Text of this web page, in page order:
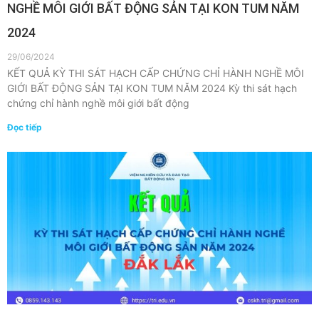
NGHỀ MÔI GIỚI BẤT ĐỘNG SẢN TẠI KON TUM NĂM
2024
29/06/2024
KẾT QUẢ KỲ THI SÁT HẠCH CẤP CHỨNG CHỈ HÀNH NGHỀ MÔI
GIỚI BẤT ĐỘNG SẢN TẠI KON TUM NĂM 2024 Kỳ thi sát hạch
chứng chỉ hành nghề môi giới bất động
Đọc tiếp